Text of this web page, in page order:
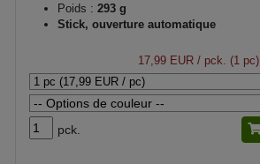
Poids : 293 g
Stick, ouverture automatique
17,99 EUR/ pck. (1 pc)
pck.